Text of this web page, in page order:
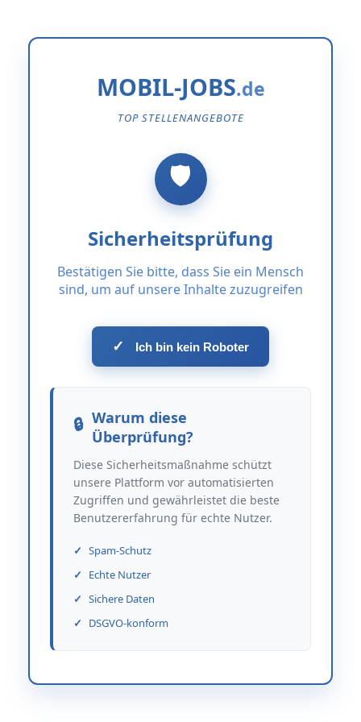
MOBIL-JOBS
TOP STELLENANGEBOTE
Sicherheitsprüfung
Bestätigen Sie bitte, dass Sie ein Mensch
sind, um auf unsere Inhalte zuzugreifen
✓ Ich bin kein Roboter
Warum diese
Überprüfung?
Diese Sicherheitsmaßnahme schützt
unsere Plattform vor automatisierten
Zugriffen und gewährleistet die beste
Benutzererfahrung für echte Nutzer.
Spam-Schutz
Echte Nutzer
Sichere Daten
DSGVO-konform